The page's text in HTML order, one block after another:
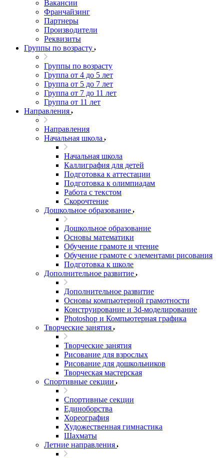
Вакансии
Франчайзинг
Партнеры
Производители
Реквизиты
Группы по возрасту
Группы по возрасту
Группа от 4 до 5 лет
Группа от 5 до 7 лет
Группа от 7 до 11 лет
Группа от 11 лет
Направления
Направления
Начальная школа
Начальная школа
Каллиграфия для детей
Подготовка к аттестации
Подготовка к олимпиадам
Работа с текстом
Скорочтение
Дошкольное образование
Дошкольное образование
Основы математики
Обучение грамоте и чтение
Обучение грамоте с элементами рисования
Подготовка к школе
Дополнительное развитие
Дополнительное развитие
Основы компьютерной грамотности
Конструирование и 3d-моделирование
Photoshop и Компьютерная графика
Творческие занятия
Творческие занятия
Рисование для взрослых
Рисование для дошкольников
Творческая мастерская
Спортивные секции
Спортивные секции
Единоборства
Хореография
Художественная гимнастика
Шахматы
Летние направления